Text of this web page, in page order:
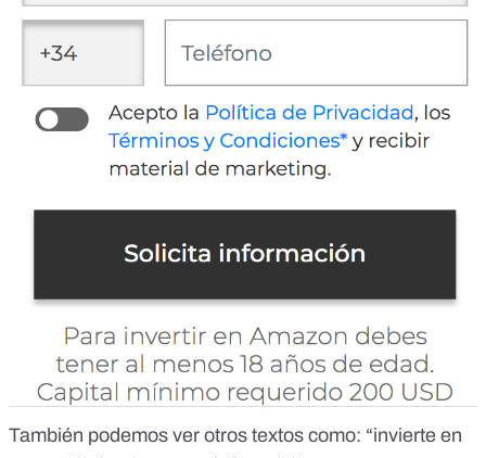
También podemos ver otros textos como: “invierte en